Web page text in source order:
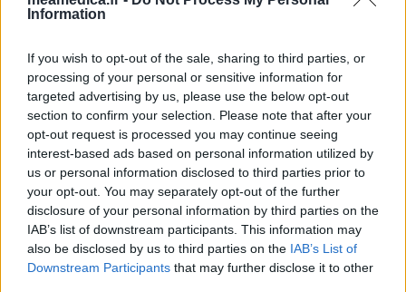
Information
If you wish to opt-out of the sale, sharing to third parties, or
processing of your personal or sensitive information for
targeted advertising by us, please use the below opt-out
section to confirm your selection. Please note that after your
opt-out request is processed you may continue seeing
interest-based ads based on personal information utilized by
us or personal information disclosed to third parties prior to
your opt-out. You may separately opt-out of the further
disclosure of your personal information by third parties on the
IAB’s list of downstream participants. This information may
also be disclosed by us to third parties on the IAB’s List of
Downstream Participants that may further disclose it to other